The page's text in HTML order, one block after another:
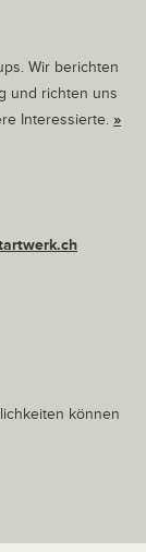
Wir berichten
und richten uns
Interessierte. »
können